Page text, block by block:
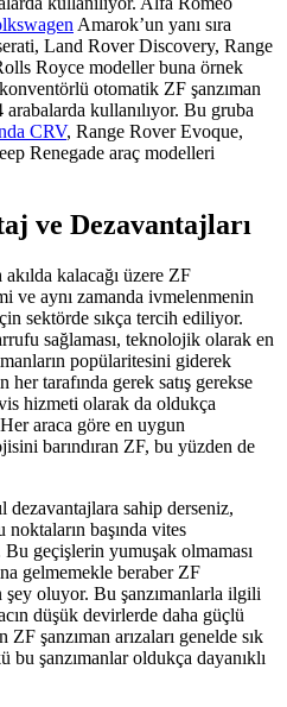
Amarok’un yanı sıra
Land Rover Discovery, Range
Royce modeller buna örnek
otomatik ZF şanzıman
kullanılıyor. Bu gruba
CRV, Range Rover Evoque,
Renegade araç modelleri
ve Dezavantajları
kalacağı üzere ZF
ve aynı zamanda ivmelenmenin
sektörde sıkça tercih ediliyor.
sağlaması, teknolojik olarak en
popülaritesini giderek
her tarafında gerek satış gerekse
hizmeti olarak da oldukça
araca göre en uygun
barındıran ZF, bu yüzden de
dezavantajlara sahip derseniz,
noktaların başında vites
geçişlerin yumuşak olmaması
gelmemekle beraber ZF
şey oluyor. Bu şanzımanlarla ilgili
düşük devirlerde daha güçlü
ZF şanzıman arızaları genelde sık
bu şanzımanlar oldukça dayanıklı